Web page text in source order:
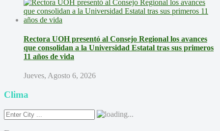
Rectora UOH presentó al Consejo Regional los avances
que consolidan a la Universidad Estatal tras sus primeros
11 años de vida
Jueves, Agosto 6, 2026
Clima